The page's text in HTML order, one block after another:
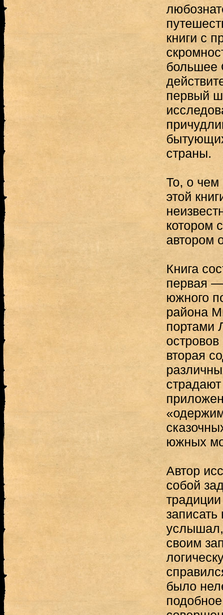
книги с
большее
первый
страны.
То, о чем
этой
котором
автором
Книга
первая —
южного
района
портами
вторая
южных
Автор
собой
записать
услышал,
своим
было